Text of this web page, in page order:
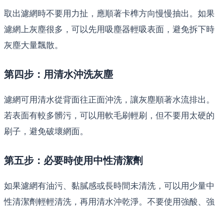
取出濾網時不要用力扯，應順著卡榫方向慢慢抽出。如果
濾網上灰塵很多，可以先用吸塵器輕吸表面，避免拆下時
灰塵大量飄散。
第四步：用清水沖洗灰塵
濾網可用清水從背面往正面沖洗，讓灰塵順著水流排出。
若表面有較多髒污，可以用軟毛刷輕刷，但不要用太硬的
刷子，避免破壞網面。
第五步：必要時使用中性清潔劑
如果濾網有油污、黏膩感或長時間未清洗，可以用少量中
性清潔劑輕輕清洗，再用清水沖乾淨。不要使用強酸、強